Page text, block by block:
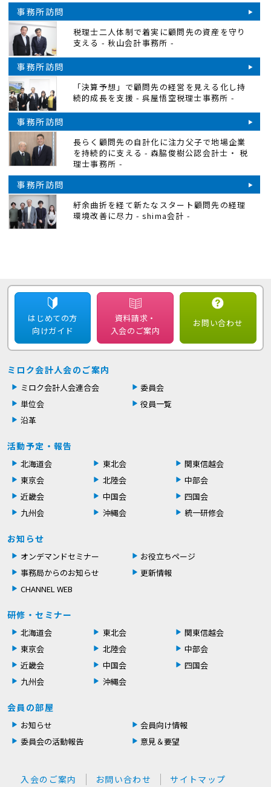
事務所訪問
税理士二人体制で着実に顧問先の資産を守り
支える - 秋山会計事務所 -
事務所訪問
「決算予想」で顧問先の経営を見える化し持
続的成長を支援 - 呉屋悟空税理士事務所 -
事務所訪問
長らく顧問先の自計化に注力父子で地場企業
を持続的に支える - 森脇俊樹公認会計士・ 税
理士事務所 -
事務所訪問
紆余曲折を経て新たなスタート顧問先の経理
環境改善に尽力 - shima会計 -
はじめての方
向けガイド
資料請求・
入会のご案内
お問い合わせ
ミロク会計人会のご案内
ミロク会計人会連合会
委員会
単位会
役員一覧
沿革
活動予定・報告
北海道会 東北会
関東信越会
東京会
北陸会
中部会
近畿会
中国会
四国会
九州会
沖縄会 統一研修会
お知らせ
オンデマンドセミナー
お役立ちページ
事務局からのお知らせ
更新情報
CHANNEL WEB
研修・セミナー
北海道会 東北会
関東信越会
東京会
北陸会
中部会
近畿会
中国会
四国会
九州会
沖縄会
会員の部屋
お知らせ
会員向け情報
委員会の活動報告
意見＆要望
入会のご案内 お問い合わせ サイトマップ